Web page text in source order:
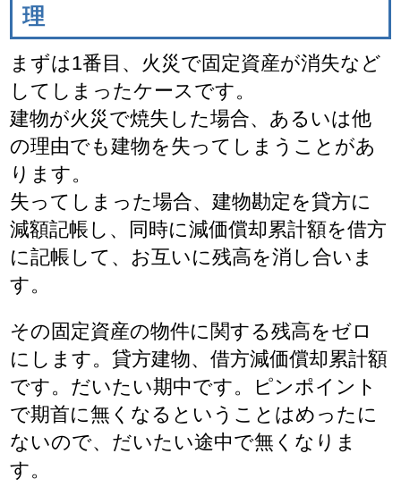
理
まずは1番目、火災で固定資産が消失など
してしまったケースです。
建物が火災で焼失した場合、あるいは他
の理由でも建物を失ってしまうことがあ
ります。
失ってしまった場合、建物勘定を貸方に
減額記帳し、同時に減価償却累計額を借方
に記帳して、お互いに残高を消し合いま
す。
その固定資産の物件に関する残高をゼロ
にします。貸方建物、借方減価償却累計額
です。だいたい期中です。ピンポイント
で期首に無くなるということはめったに
ないので、だいたい途中で無くなりま
す。